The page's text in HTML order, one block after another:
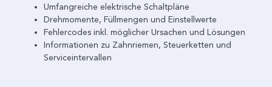
Umfangreiche elektrische Schaltpläne
Drehmomente, Füllmengen und Einstellwerte
Fehlercodes inkl. möglicher Ursachen und Lösungen
Informationen zu Zahnriemen, Steuerketten und
Serviceintervallen